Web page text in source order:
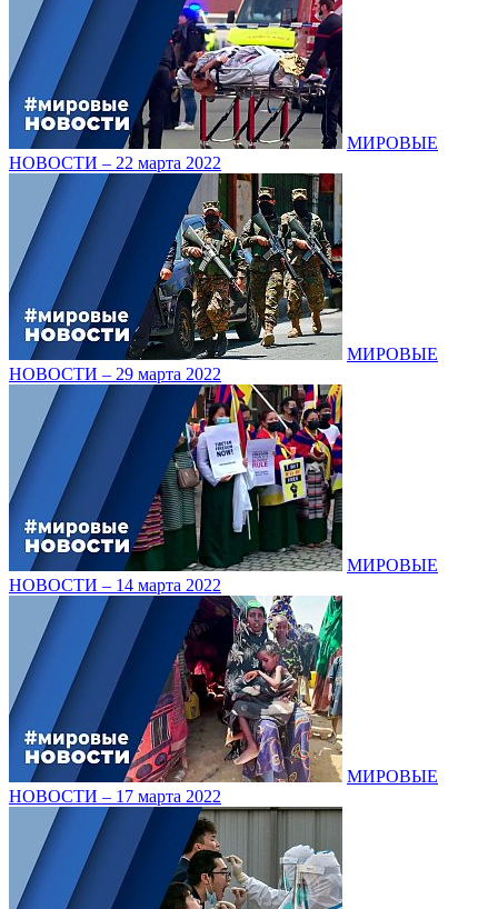
МИРОВЫЕ
НОВОСТИ – 22 марта 2022
МИРОВЫЕ
НОВОСТИ – 29 марта 2022
МИРОВЫЕ
НОВОСТИ – 14 марта 2022
МИРОВЫЕ
НОВОСТИ – 17 марта 2022